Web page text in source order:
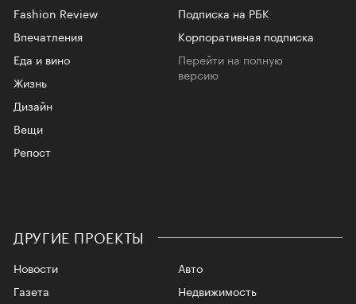
Fashion Review
Впечатления
Еда и вино
Жизнь
Дизайн
Вещи
Репост
Подписка на РБК
Корпоративная подписка
Перейти на полную
версию
ДРУГИЕ ПРОЕКТЫ
Новости
Газета
Авто
Недвижимость